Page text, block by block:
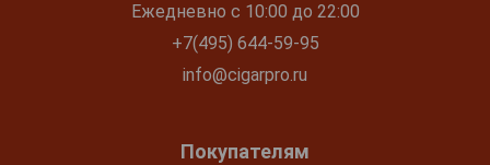
Ежедневно с 10:00 до 22:00
+7(495) 644-59-95
info@cigarpro.ru
Покупателям